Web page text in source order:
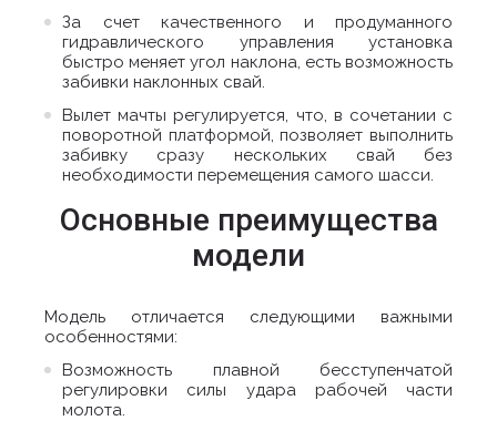
За счет качественного и продуманного
гидравлического управления установка
быстро меняет угол наклона, есть возможность
забивки наклонных свай.
Вылет мачты регулируется, что, в сочетании с
поворотной платформой, позволяет выполнить
забивку сразу нескольких свай без
необходимости перемещения самого шасси.
Основные преимущества
модели
Модель отличается следующими важными
особенностями:
Возможность плавной бесступенчатой
регулировки силы удара рабочей части
молота.